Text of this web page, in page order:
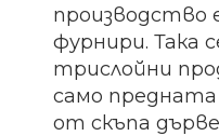
производство
фурнири. Така
трислойни
само
от скъпа